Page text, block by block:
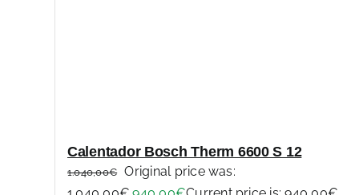
Calentador Bosch Therm 6600 S 12
1.040,00€
Original price was: